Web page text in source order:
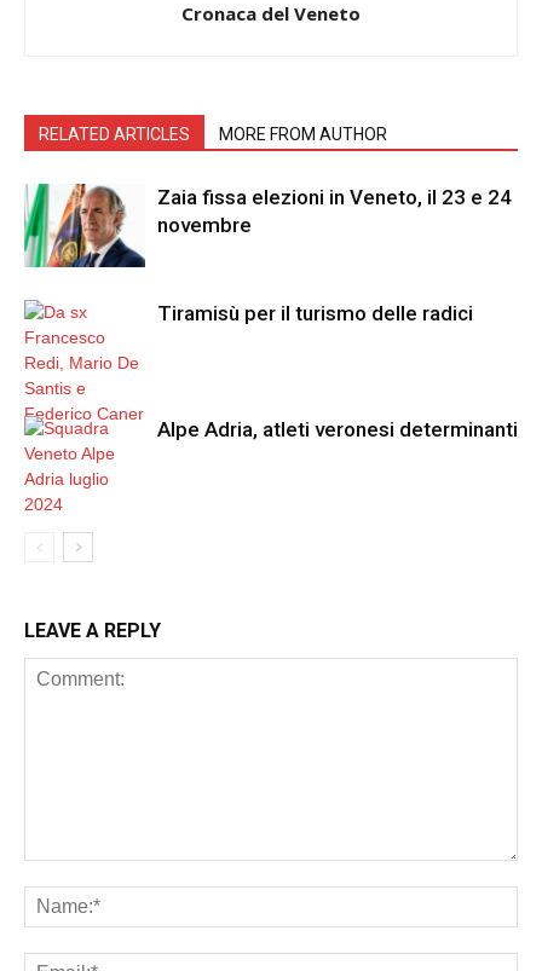
Cronaca del Veneto
RELATED ARTICLES MORE FROM AUTHOR
Zaia fissa elezioni in Veneto, il 23 e 24
novembre
Tiramisù per il turismo delle radici
Alpe Adria, atleti veronesi determinanti
LEAVE A REPLY